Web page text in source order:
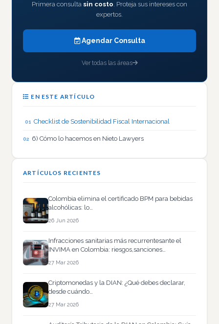
Primera consulta sin costo. Proteja sus intereses con
expertos.
Agendar Consulta
Ver todas las áreas
EN ESTE ARTÍCULO
Checklist de Sostenibilidad Fiscal Internacional
6) Cómo lo hacemos en Nieto Lawyers
ARTÍCULOS RECIENTES
Colombia elimina el certificado BPM para bebidas
alcohólicas: lo…
26 Jun 2026
Infracciones sanitarias más recurrentesante el
INVIMA en Colombia: riesgos,sanciones…
27 Mar 2026
Criptomonedas y la DIAN: ¿Qué debes declarar,
desde cuándo…
27 Mar 2026